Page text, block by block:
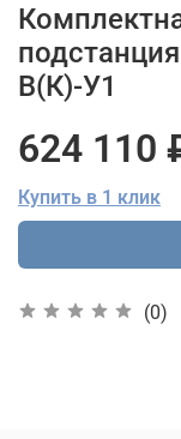
В(К)-У1
(0)
624 110
Купить в 1 клик